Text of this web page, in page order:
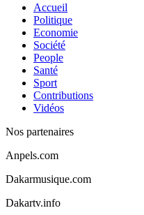
Accueil
Politique
Economie
Société
People
Santé
Sport
Contributions
Vidéos
Nos partenaires
Anpels.com
Dakarmusique.com
Dakartv.info